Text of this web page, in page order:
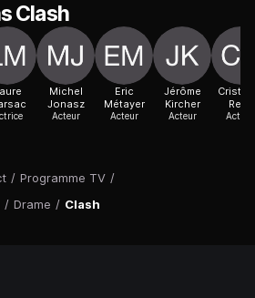
/ Programme TV /
/ Drame / Clash
Clash
Michel
Jonasz
Acteur
Eric
Métayer
Acteur
Jérôme
Kircher
Acteur
Reali
Actrice